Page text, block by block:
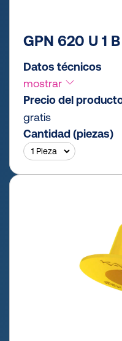
GPN 620 U 1
Datos técnicos
mostrar
Precio del
gratis
Cantidad (piezas)